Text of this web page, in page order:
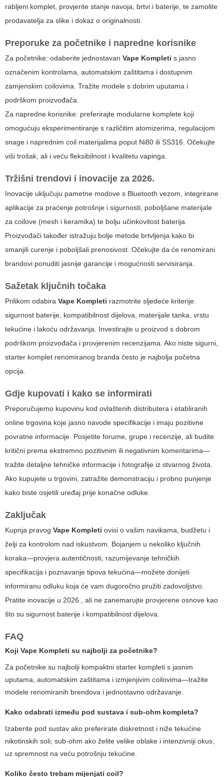
rabljeni komplet, provjerite stanje navoja, brtvi i baterije, te zamolite
prodavatelja za slike i dokaz o originalnosti.
Preporuke za početnike i napredne korisnike
Za početnike: odaberite jednostavan Vape Kompleti s jasno
označenim kontrolama, automatskim zaštitama i dostupnim
zamjenskim coilovima. Tražite modele s dobrim uputama i
podrškom proizvođača.
Za napredne korisnike: preferirajte modularne komplete koji
omogućuju eksperimentiranje s različitim atomizerima, regulacijom
snage i naprednim coil materijalima poput Ni80 ili SS316. Očekujte
viši trošak, ali i veću fleksibilnost i kvalitetu vapinga.
Tržišni trendovi i inovacije za 2026.
Inovacije uključuju pametne modove s Bluetooth vezom, integrirane
aplikacije za praćenje potrošnje i sigurnosti, poboljšane materijale
za coilove (mesh i keramika) te bolju učinkovitost baterija.
Proizvođači također istražuju bolje metode brtvljenja kako bi
smanjili curenje i poboljšali prenosivost. Očekujte da će renomirani
brandovi ponuditi jasnije garancije i mogućnosti servisiranja.
Sažetak ključnih točaka
Prilikom odabira Vape Kompleti razmotrite sljedeće kriterije:
sigurnost baterije, kompatibilnost dijelova, materijale tanka, vrstu
tekućine i lakoću održavanja. Investirajte u proizvod s dobrom
podrškom proizvođača i provjerenim recenzijama. Ako niste sigurni,
starter komplet renomiranog branda često je najbolja početna
opcija.
Gdje kupovati i kako se informirati
Preporučujemo kupovinu kod ovlaštenih distributera i etabliranih
online trgovina koje jasno navode specifikacije i imaju pozitivne
povratne informacije. Posjetite forume, grupe i recenzije, ali budite
kritični prema ekstremno pozitivnim ili negativnim komentarima—
tražite detaljne tehničke informacije i fotografije iz stvarnog života.
Ako kupujete u trgovini, zatražite demonstraciju i probno punjenje
kako biste osjetili uređaj prije konačne odluke.
Zaključak
Kupnja pravog Vape Kompleti ovisi o vašim navikama, budžetu i
želji za kontrolom nad iskustvom. Bojanjem u nekoliko ključnih
koraka—provjera autentičnosti, razumijevanje tehničkih
specifikacija i poznavanje tipova tekućina—možete donijeti
informiranu odluku koja će vam dugoročno pružiti zadovoljstvo.
Pratite inovacije u 2026., ali ne zanemarujte provjerene osnove kao
što su sigurnost baterije i kompatibilnost dijelova.
FAQ
Koji Vape Kompleti su najbolji za početnike?
Za početnike su najbolji kompaktni starter kompleti s jasnim
uputama, automatskim zaštitama i izmjenjivim coilovima—tražite
modele renomiranih brendova i jednostavno održavanje.
Kako odabrati između pod sustava i sub-ohm kompleta?
Izaberite pod sustav ako preferirate diskretnost i niže tekućine
nikotinskih soli; sub-ohm ako želite velike oblake i intenzivniji okus,
uz spremnost na veću potrošnju tekućine.
Koliko često trebam mijenjati coil?